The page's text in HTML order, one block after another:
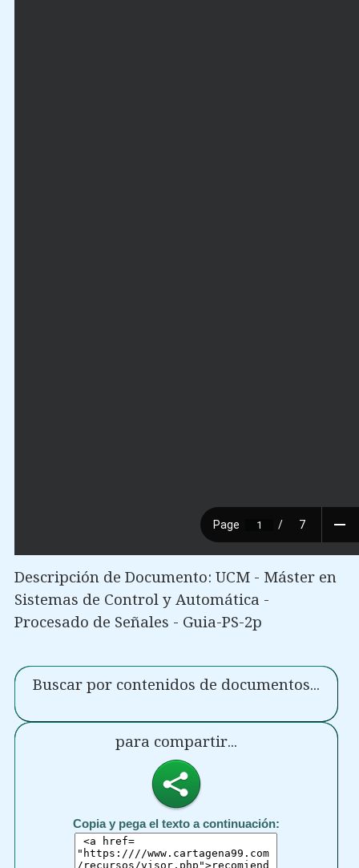
Descripción de Documento: UCM - Máster en
Sistemas de Control y Automática -
Procesado de Señales - Guia-PS-2p
Buscar por contenidos de documentos...
para compartir...
Copia y pega el texto a continuación: